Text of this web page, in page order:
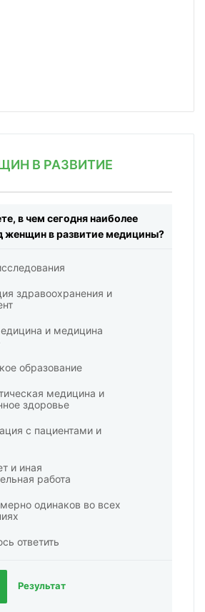
В РАЗВИТИЕ
в чем сегодня наиболее
женщин в развитие медицины?
здравоохранения и
и медицина
образование
медицина и
здоровье
с пациентами и
и иная
работа
одинаков во всех
ответить
Результат